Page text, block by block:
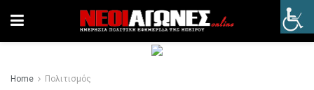
Home Πολιτισμός